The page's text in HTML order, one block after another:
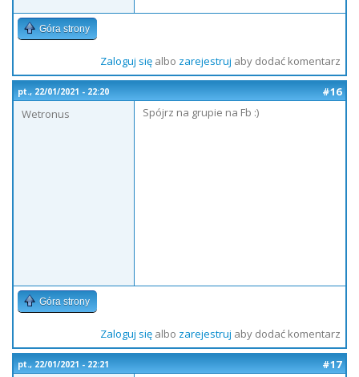
Góra strony
Zaloguj sięalbo zarejestruj aby dodać komentarz
pt., 22/01/2021 - 22:20
#16
Wetronus
Spójrz na grupie na Fb :)
Góra strony
Zaloguj sięalbo zarejestruj aby dodać komentarz
pt., 22/01/2021 - 22:21
#17